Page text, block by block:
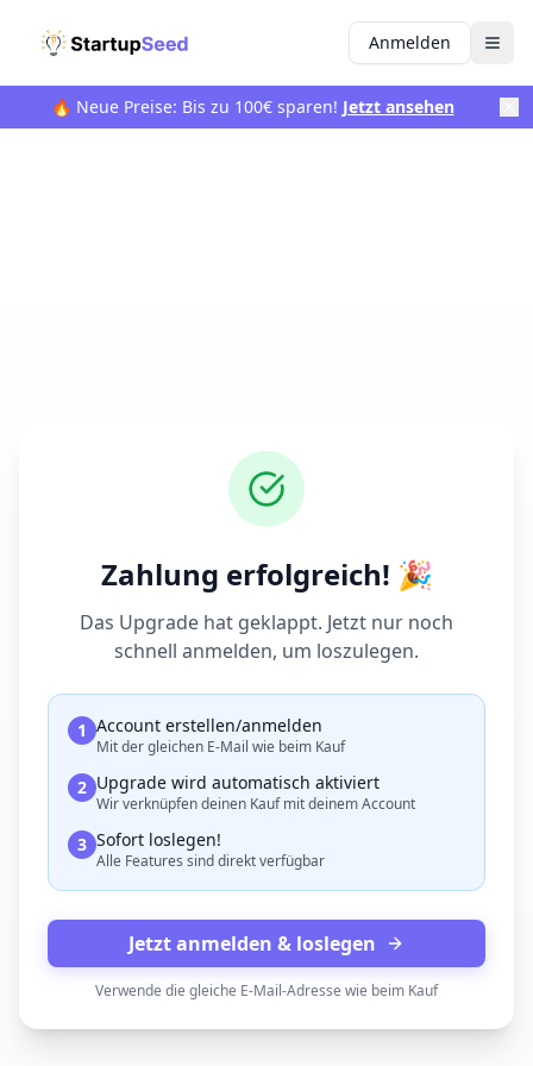
Anmelden
🔥 Neue Preise: Bis zu 100€ sparen! Jetzt ansehen
Zahlung erfolgreich! 🎉
Das Upgrade hat geklappt. Jetzt nur noch
schnell anmelden, um loszulegen.
1 Account erstellen/anmelden
Mit der gleichen E-Mail wie beim Kauf
2 Upgrade wird automatisch aktiviert
Wir verknüpfen deinen Kauf mit deinem Account
3 Sofort loslegen!
Alle Features sind direkt verfügbar
Jetzt anmelden & loslegen
Verwende die gleiche E-Mail-Adresse wie beim Kauf